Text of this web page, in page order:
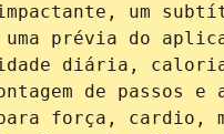
um
uma prévia do
diária,
de passos e
força, cardio,